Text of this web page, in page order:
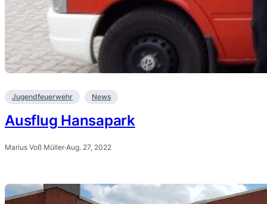
Jugendfeuerwehr News
Ausflug Hansapark
Marius Voß Müller·Aug. 27, 2022